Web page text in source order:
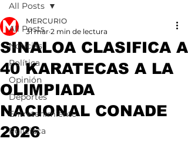
All Posts
Noticias
Política
Opinión
Deportes
Entretenimiento
Policiaca
All Posts
SINALOA CLASIFICA A
40 KARATECAS A LA
OLIMPIADA
NACIONAL CONADE
2026
MERCURIO
31 mar 2 min de lectura